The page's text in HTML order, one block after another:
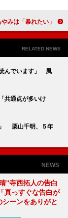
賞で「精進します」 “新人賞”中条あやみは「暴れたい」
RELATED NEWS
んでいます」 風
共通点が多いけ
」 栗山千明、５年
NEWS
”寺西拓人の告白
真っすぐな告白が
ーンをありがと